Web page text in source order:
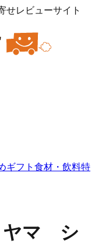
せレビューサイト
ギフト 食材・飲料特
ヤマ シ